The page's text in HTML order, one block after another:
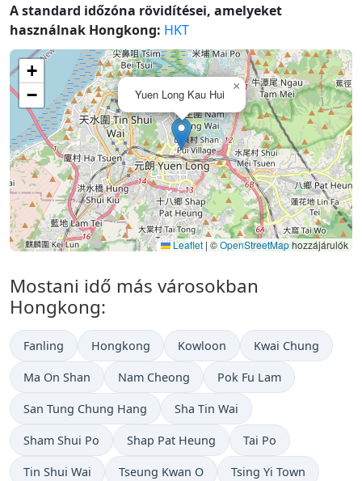
A standard időzóna rövidítései, amelyeket
használnak Hongkong: HKT
Yuen Long Kau Hui
×
+
−
Leaflet | ©OpenStreetMaphozzájárulók
Mostani idő más városokban
Hongkong:
Fanling Hongkong Kowloon Kwai Chung
Ma On Shan Nam Cheong Pok Fu Lam
San Tung Chung Hang Sha Tin Wai
Sham Shui Po Shap Pat Heung Tai Po
Tin Shui Wai Tseung Kwan O Tsing Yi Town